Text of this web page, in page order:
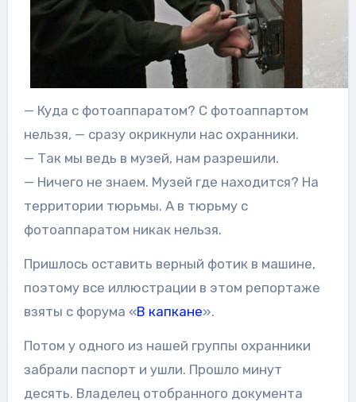
— Куда с фотоаппаратом? С фотоаппартом
нельзя, — сразу окрикнули нас охранники.
— Так мы ведь в музей, нам разрешили.
— Ничего не знаем. Музей где находится? На
территории тюрьмы. А в тюрьму с
фотоаппаратом никак нельзя.
Пришлось оставить верный фотик в машине,
поэтому все иллюстрации в этом репортаже
взяты с форума «В капкане».
Потом у одного из нашей группы охранники
забрали паспорт и ушли. Прошло минут
десять. Владелец отобранного документа